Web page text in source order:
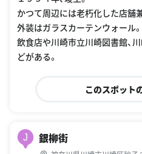
かつて周辺には老朽化した店舗
外装はガラスカーテンウォール。
飲食店や川崎市立川崎図書館、
どがある。
このスポット
J 銀柳街